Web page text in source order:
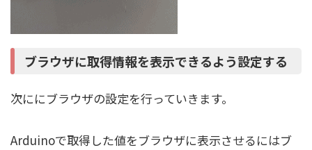
ブラウザに取得情報を表示できるよう設定する
次ににブラウザの設定を行っていきます。
Arduinoで取得した値をブラウザに表示させるにはブ